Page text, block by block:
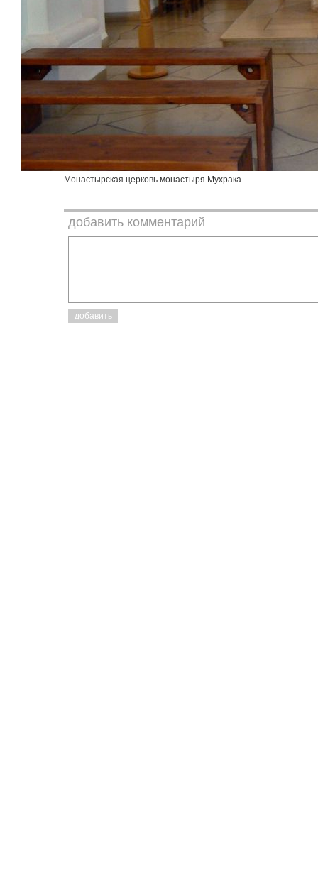
Монастырская церковь монастыря Мухрака.
добавить комментарий
добавить